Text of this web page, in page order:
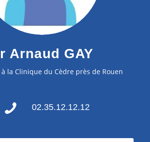
Arnaud GAY
la Clinique du Cèdre près de Rouen
02.35.12.12.12